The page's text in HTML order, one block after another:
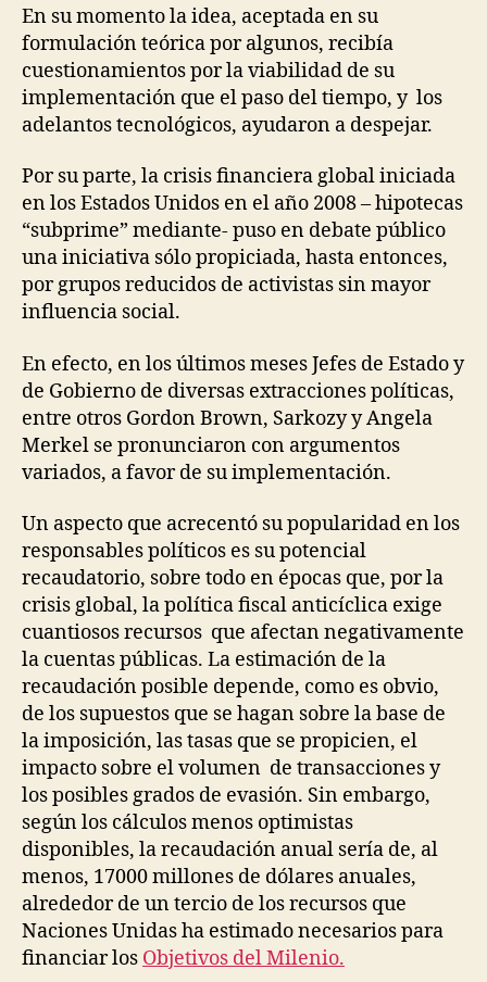
En su momento la idea, aceptada en su
formulación teórica por algunos, recibía
cuestionamientos por la viabilidad de su
implementación que el paso del tiempo, y los
adelantos tecnológicos, ayudaron a despejar.
Por su parte, la crisis financiera global iniciada
en los Estados Unidos en el año 2008 – hipotecas
“subprime” mediante- puso en debate público
una iniciativa sólo propiciada, hasta entonces,
por grupos reducidos de activistas sin mayor
influencia social.
En efecto, en los últimos meses Jefes de Estado y
de Gobierno de diversas extracciones políticas,
entre otros Gordon Brown, Sarkozy y Angela
Merkel se pronunciaron con argumentos
variados, a favor de su implementación.
Un aspecto que acrecentó su popularidad en los
responsables políticos es su potencial
recaudatorio, sobre todo en épocas que, por la
crisis global, la política fiscal anticíclica exige
cuantiosos recursos que afectan negativamente
la cuentas públicas. La estimación de la
recaudación posible depende, como es obvio,
de los supuestos que se hagan sobre la base de
la imposición, las tasas que se propicien, el
impacto sobre el volumen de transacciones y
los posibles grados de evasión. Sin embargo,
según los cálculos menos optimistas
disponibles, la recaudación anual sería de, al
menos, 17000 millones de dólares anuales,
alrededor de un tercio de los recursos que
Naciones Unidas ha estimado necesarios para
financiar los Objetivos del Milenio.